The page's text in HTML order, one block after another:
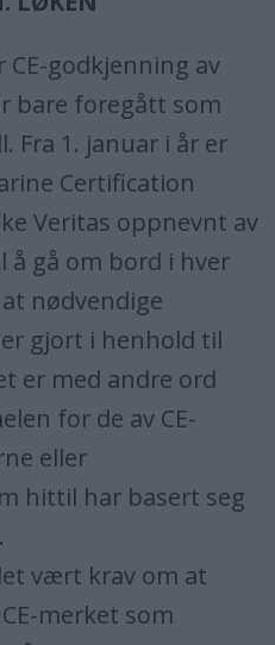
godkjenning av
bare foregått som
Fra 1. januar i år er
Certification
Veritas oppnevnt av
gå om bord i hver
nødvendige
gjort i henhold til
er med andre ord
for de av CE-
eller
hittil har basert seg
vært krav om at
merket som